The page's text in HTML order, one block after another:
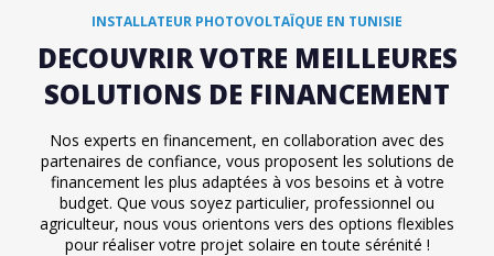
INSTALLATEUR PHOTOVOLTAÏQUE EN TUNISIE
DECOUVRIR VOTRE MEILLEURES
SOLUTIONS DE FINANCEMENT
Nos experts en financement, en collaboration avec des
partenaires de confiance, vous proposent les solutions de
financement les plus adaptées à vos besoins et à votre
budget. Que vous soyez particulier, professionnel ou
agriculteur, nous vous orientons vers des options flexibles
pour réaliser votre projet solaire en toute sérénité !